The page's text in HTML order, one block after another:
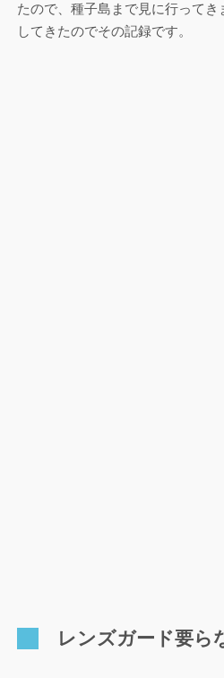
たので、種子島まで見に行って
してきたのでその記録です。
レンズガード要ら